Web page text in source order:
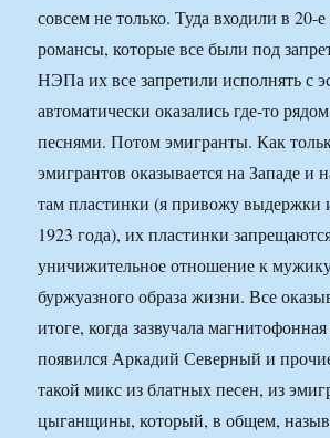
совсем не только. Туда входили в 20-
романсы, которые все были под
НЭПа их все запретили исполнять с
автоматически оказались где-то
песнями. Потом эмигранты. Как
эмигрантов оказывается на Западе и
там пластинки (я привожу выдержки
1923 года), их пластинки
уничижительное отношение к
буржуазного образа жизни. Все
итоге, когда зазвучала
появился Аркадий Северный и
такой микс из блатных песен, из
цыганщины, который, в общем,